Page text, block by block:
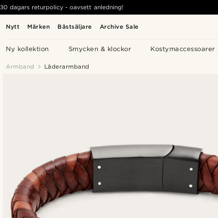
Nytt Märken Bästsäljare Archive Sale
Ny kollektion Smycken & klockor Kostymaccessoarer
30 dagars returpolicy - oavsett anledning!
Armband Läderarmband